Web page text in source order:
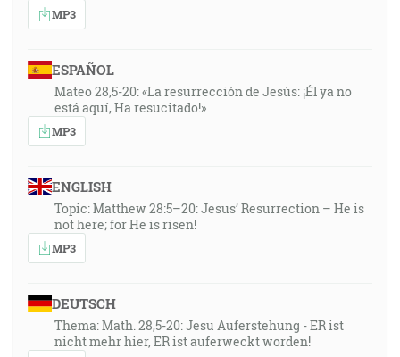
MP3
ESPAÑOL
Mateo 28,5-20: «La resurrección de Jesús: ¡Él ya no
está aquí, Ha resucitado!»
MP3
ENGLISH
Topic: Matthew 28:5–20: Jesus’ Resurrection – He is
not here; for He is risen!
MP3
DEUTSCH
Thema: Math. 28,5-20: Jesu Auferstehung - ER ist
nicht mehr hier, ER ist auferweckt worden!